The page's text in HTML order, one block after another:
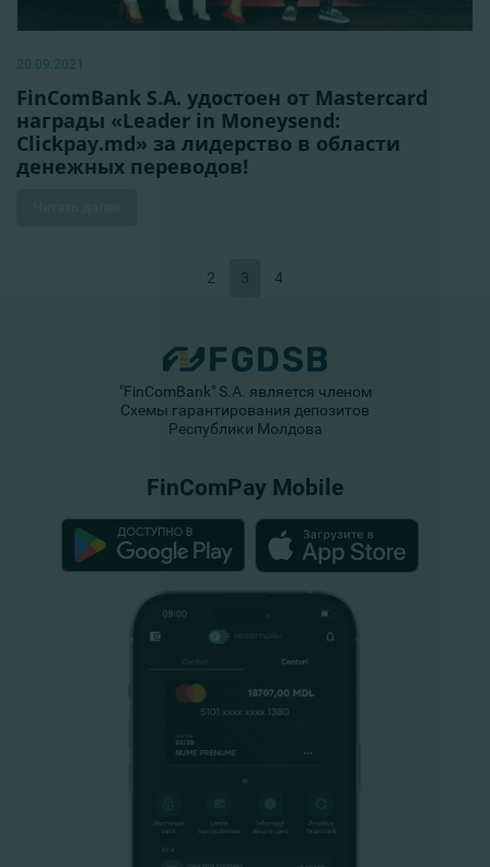
20.09.2021
FinComBank S.A. удостоен от Mastercard
награды «Leader in Moneysend:
Clickpay.md» за лидерство в области
денежных переводов!
2 3 4
"FinComBank" S.A. является членом
Схемы гарантирования депозитов
Республики Молдова
FinComPay Mobile